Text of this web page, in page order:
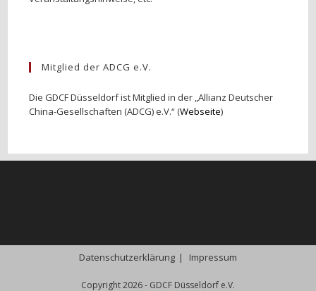
Mitglied der ADCG e.V.
Die GDCF Düsseldorf ist Mitglied in der „Allianz Deutscher
China-Gesellschaften (ADCG) e.V.“ (Webseite)
Datenschutzerklärung Impressum
Copyright 2026 - GDCF Düsseldorf e.V.